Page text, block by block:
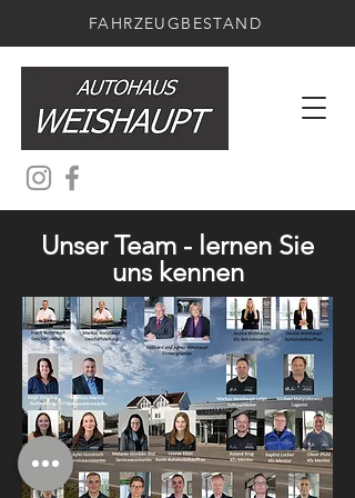
FAHRZEUGBESTAND
Unser Team - lernen Sie
uns kennen